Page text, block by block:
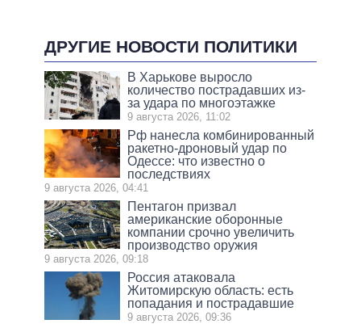
ДРУГИЕ НОВОСТИ ПОЛИТИКИ
В Харькове выросло
количество пострадавших из-
за удара по многоэтажке
9 августа 2026, 11:02
Рф нанесла комбинированный
ракетно-дроновый удар по
Одессе: что известно о
последствиях
9 августа 2026, 04:41
Пентагон призвал
американские оборонные
компании срочно увеличить
производство оружия
9 августа 2026, 09:18
Россия атаковала
Житомирскую область: есть
попадания и пострадавшие
9 августа 2026, 09:36